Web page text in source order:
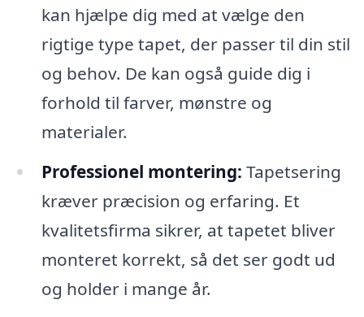
kan hjælpe dig med at vælge den
rigtige type tapet, der passer til din stil
og behov. De kan også guide dig i
forhold til farver, mønstre og
materialer.
Professionel montering: Tapetsering
kræver præcision og erfaring. Et
kvalitetsfirma sikrer, at tapetet bliver
monteret korrekt, så det ser godt ud
og holder i mange år.